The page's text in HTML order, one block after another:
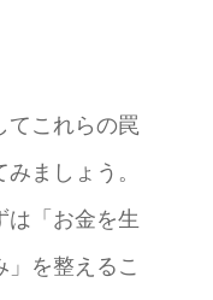
てこれらの罠
ましょう。
は「お金を生
」を整えるこ